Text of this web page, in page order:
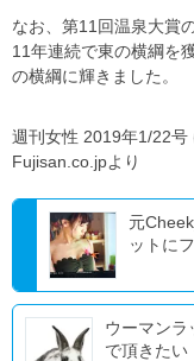
なお、第11回温泉大賞
11年連続で東の横綱を
の横綱に輝きました。
週刊女性 2019年1/22
Fujisan.co.jpより
元
ットに
ウーマンラ
で頂きたい